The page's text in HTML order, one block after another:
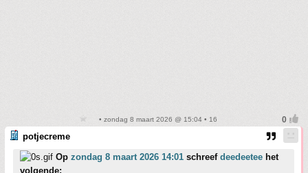
• zondag 8 maart 2026 @ 15:04 • 16
potjecreme
Op zondag 8 maart 2026 14:01 schreef deedeetee het
volgende: